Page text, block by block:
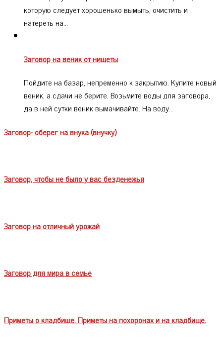
которую следует хорошенько вымыть, очистить и
натереть на…
Заговор на веник от нищеты
Пойдите на базар, непременно к закрытию. Купите новый
веник, а сдачи не берите. Возьмите воды для заговора,
да в ней сутки веник вымачивайте. На воду…
Заговор- оберег на внука (внучку)
Заговор, чтобы не было у вас безденежья
Заговор на отличный урожай
Заговор для мира в семье
Приметы о кладбище. Приметы на похоронах и на кладбище.